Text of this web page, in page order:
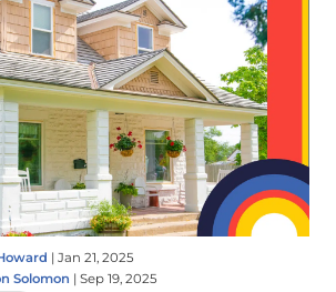
| Jan 21, 2025
Solomon | Sep 19, 2025